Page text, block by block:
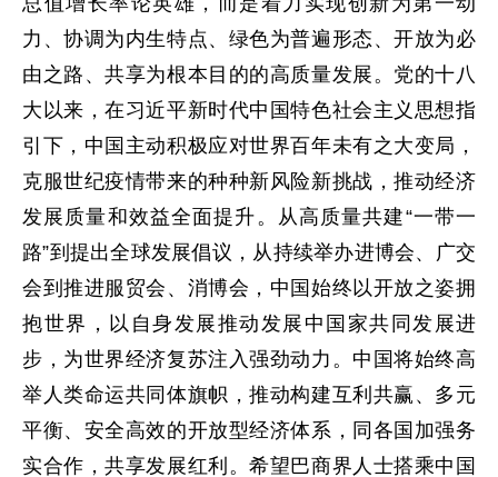
力、协调为内生特点、绿色为普遍形态、开放为必
由之路、共享为根本目的的高质量发展。党的十八
大以来，在习近平新时代中国特色社会主义思想指
引下，中国主动积极应对世界百年未有之大变局，
克服世纪疫情带来的种种新风险新挑战，推动经济
发展质量和效益全面提升。从高质量共建“一带一
路”到提出全球发展倡议，从持续举办进博会、广交
会到推进服贸会、消博会，中国始终以开放之姿拥
抱世界，以自身发展推动发展中国家共同发展进
步，为世界经济复苏注入强劲动力。中国将始终高
举人类命运共同体旗帜，推动构建互利共赢、多元
平衡、安全高效的开放型经济体系，同各国加强务
实合作，共享发展红利。希望巴商界人士搭乘中国